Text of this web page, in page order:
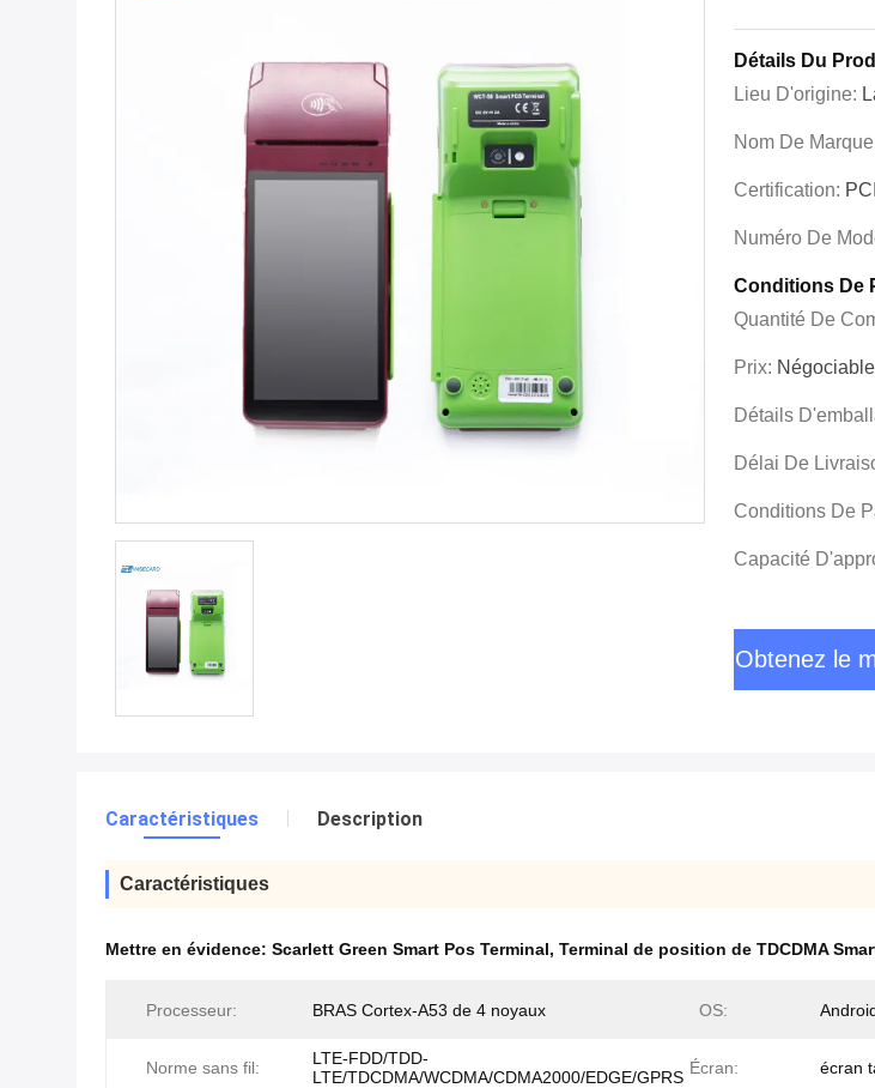
Détails Du
Lieu D'origine:
Nom De
Certification:
Numéro De
Conditions De
Quantité De
Prix: Négociable
Détails
Délai De
Conditions De
Capacité
Obtenez le
Caractéristiques Description
Caractéristiques
Mettre en évidence: Scarlett Green Smart Pos Terminal, Terminal de position de TDCDMA
Processeur: BRAS Cortex-A53 de 4 noyaux OS:
Norme sans fil:
LTE-FDD/TDD-
LTE/TDCDMA/WCDMA/CDMA2000/EDGE/GPRS Écran: écran